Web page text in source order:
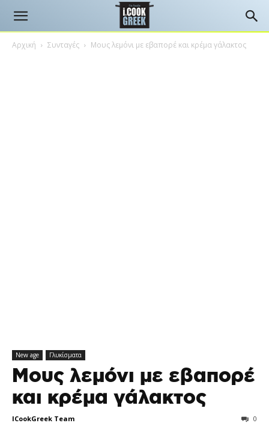
Αρχική Συνταγές Μους λεμόνι με εβαπορέ και κρέμα γάλακτος
New age Γλυκίσματα
Μους λεμόνι με εβαπορέ
και κρέμα γάλακτος
ICookGreek Team 0